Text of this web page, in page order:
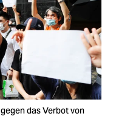
das Verbot von